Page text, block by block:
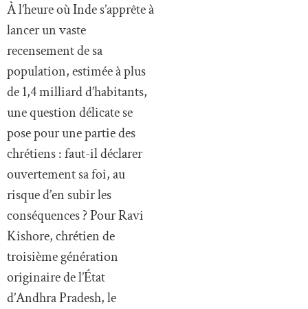
À l’heure où Inde s’apprête à
lancer un vaste
recensement de sa
population, estimée à plus
de 1,4 milliard d’habitants,
une question délicate se
pose pour une partie des
chrétiens : faut-il déclarer
ouvertement sa foi, au
risque d’en subir les
conséquences ? Pour Ravi
Kishore, chrétien de
troisième génération
originaire de l’État
d’Andhra Pradesh, le